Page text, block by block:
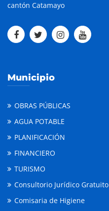
cantón Catamayo
Municipio
OBRAS PÚBLICAS
AGUA POTABLE
PLANIFICACIÓN
FINANCIERO
TURISMO
Consultorio Jurídico Gratuito
Comisaria de Higiene